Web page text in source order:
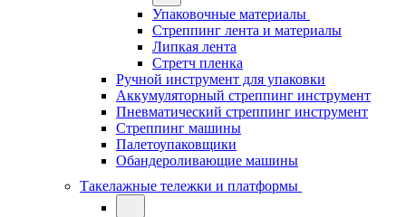
Упаковочные материалы
Стреппинг лента и материалы
Липкая лента
Стретч пленка
Ручной инструмент для упаковки
Аккумуляторный стреппинг инструмент
Пневматический стреппинг инструмент
Стреппинг машины
Палетоупаковщики
Обандероливающие машины
Такелажные тележки и платформы